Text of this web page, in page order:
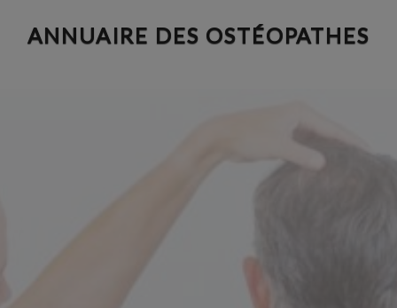
ANNUAIRE DES OSTÉOPATHES